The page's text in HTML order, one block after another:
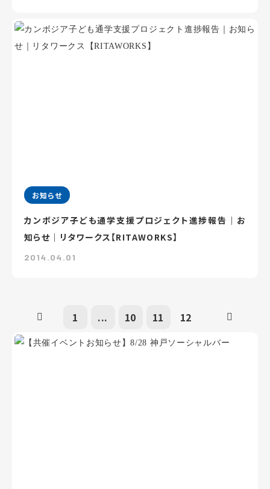
お知らせ
カンボジア子ども通学支援プロジェクト進捗報告｜お
知らせ｜リタワークス【RITAWORKS】
2014.04.01
1 ... 10 11 12